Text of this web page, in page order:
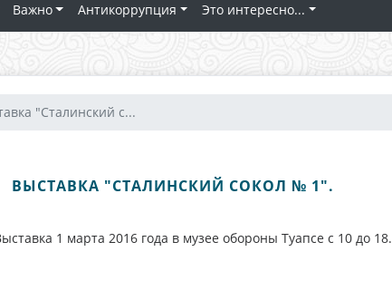
Важно Антикоррупция Это интересно...
"Сталинский с...
ВЫСТАВКА "СТАЛИНСКИЙ СОКОЛ № 1".
1 марта 2016 года в музее обороны Туапсе с 10 до 18.